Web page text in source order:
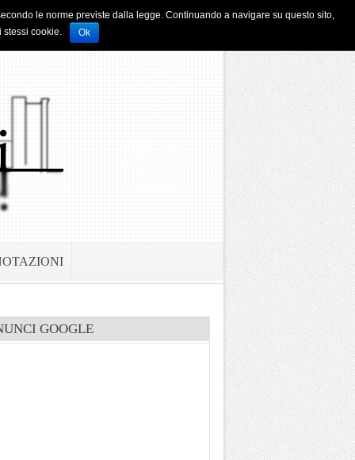
GOOGLE
le norme previste dalla legge. Continuando a navigare su questo sito,
stessi cookie.
Ok